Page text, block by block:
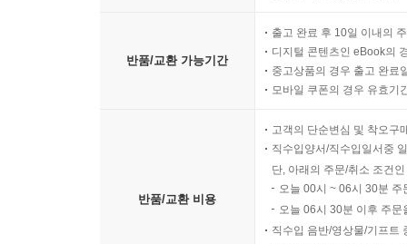
반품/교환 가능기간
출고 완료 후 10일 이내의
디지털 콘텐츠인 eBook의
중고상품의 경우 출고 완료
모바일 쿠폰의 경우 유효기
반품/교환 비용
고객의 단순변심 및 착오구
직수입양서/직수입일서중
단, 아래의 주문/취소 조건
오늘 00시 ~ 06시 30분
오늘 06시 30분 이후 주
직수입 음반/영상물/기프트